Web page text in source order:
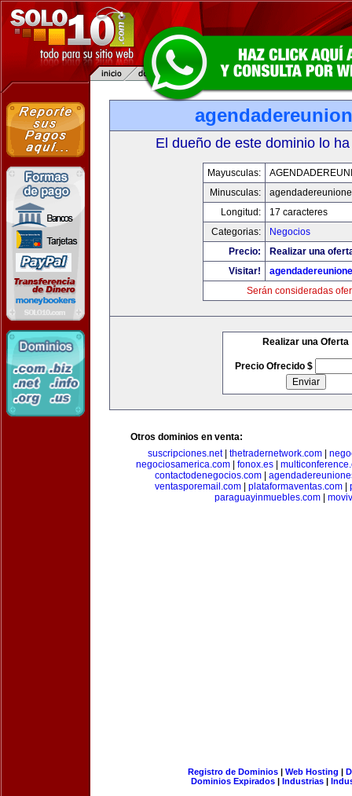
El dueño de este dominio lo
Mayusculas:
Minusculas:
Longitud:
17 caracteres
Categorias:
Negocios
Precio:
Realizar una
Visitar!
Serán consideradas
Realizar una Oferta
Precio Ofrecido $
Otros dominios en venta:
suscripciones.net| thetradernetwork.com|
negociosamerica.com| fonox.es|
contactodenegocios.com|
ventasporemail.com| plataformaventas.com|
paraguayinmuebles.com
Registro de Dominios| Web Hosting |
Dominios Expirados | Industrias |